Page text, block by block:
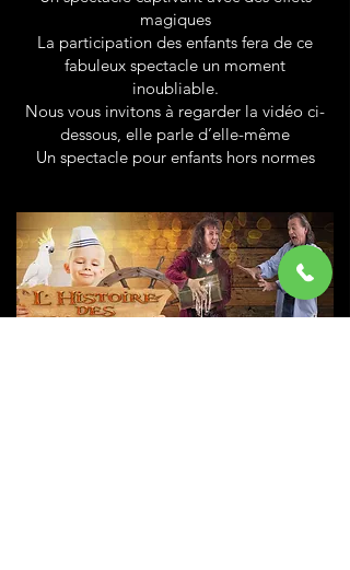
magiques
La participation des enfants fera de ce
fabuleux spectacle un moment
inoubliable.
Nous vous invitons à regarder la vidéo ci-
dessous, elle parle d’elle-même
Un spectacle pour enfants hors normes